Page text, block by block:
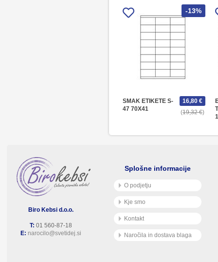
-13%
SMAK ETIKETE S-
47 70X41
19,32 €
16,80 €
Biro Kebsi d.o.o.
T: 01 560-87-18
E: narocilo@svetidej.si
Splošne informacije
O podjetju
Kje smo
Kontakt
Naročila in dostava blaga